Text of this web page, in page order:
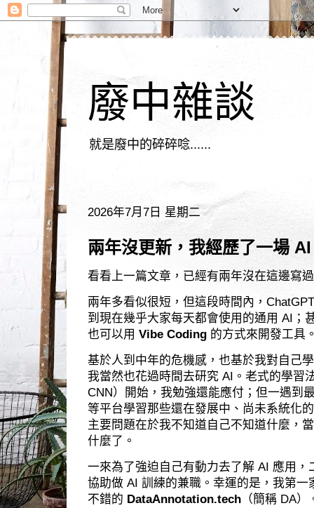
廢中雜談
就是廢中的碎碎唸......
2026年7月7日 星期二
兩年沒更新，我經歷了一場
看看上一篇文章，已經有兩年沒在這邊寫
兩年多看似很短，但這段時間內，
到現在幾乎大家每天都會使用的通用 AI；
也可以用 Vibe Coding 的方式來開發工具
基於人到中年的危機感，也基於我對自己
我當然也花過時間去研究 AI。老式的學習
CNN）開始，我勉強還能應付；但一遇到
等平台學習那些還在發展中、尚未系統化
主要問題在於我不知道自己不知道什麼，
什麼了。
一來為了強迫自己有動力去了解 AI 應用
協助做 AI 訓練的兼職。幸運的是，我第
不錯的 DataAnnotation.tech （簡稱 DA